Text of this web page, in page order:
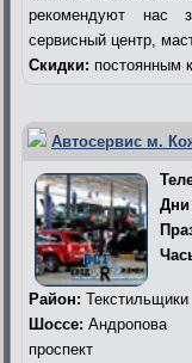
рекомендуют нас
сервисный центр,
Скидки: постоянным
Автосервис м.
Дни
Район: Текстильщики
Шоссе: Андропова
проспект